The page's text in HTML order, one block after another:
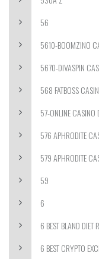
56
5610-BOOMZINO
5670-DIVASPIN
568 FATBOSS
57-ONLINE CASINO
576 APHRODITE
579 APHRODITE
59
6
6 BEST BLAND
6 BEST CRYPTO